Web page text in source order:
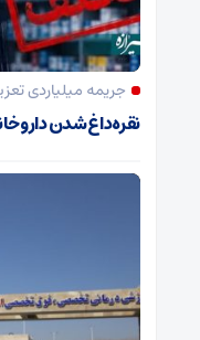
جریمه میلیاردی
نقره‌داغ شدن